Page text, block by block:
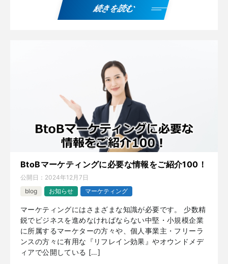
続きを読む
BtoBマーケティングに必要な情報をご紹介100！
公開日： 2024年12月7日
blog
お知らせ マーケティング
マーケティングにはさまざまな知識が必要です。 少数精
鋭でビジネスを進めなければならない中堅・小規模企業
に所属するマーケターの方々や、個人事業主・フリーラ
ンスの方々に有用な『リフレイン効果』やオウンドメデ
ィアで公開している […]